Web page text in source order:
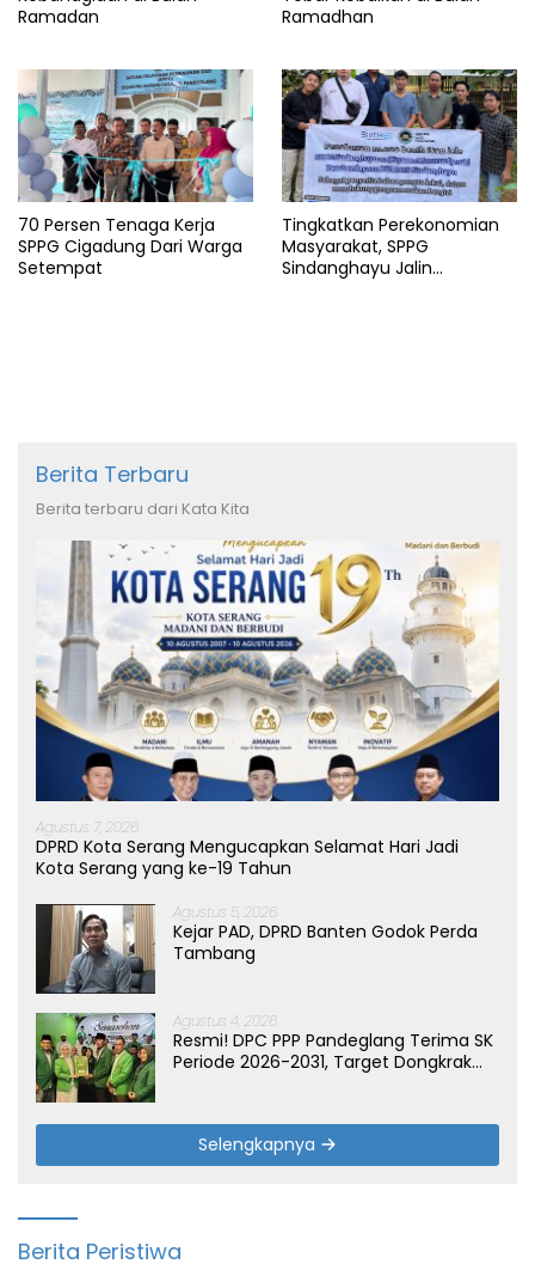
Ramadan
Ramadhan
70 Persen Tenaga Kerja
SPPG Cigadung Dari Warga
Setempat
Tingkatkan Perekonomian
Masyarakat, SPPG
Sindanghayu Jalin
Berita Terbaru
Berita terbaru dari Kata Kita
Agustus 7, 2026
DPRD Kota Serang Mengucapkan Selamat Hari Jadi
Kota Serang yang ke-19 Tahun
Agustus 5, 2026
Kejar PAD, DPRD Banten Godok Perda
Tambang
Agustus 4, 2026
Resmi! DPC PPP Pandeglang Terima SK
Periode 2026-2031, Target Dongkrak
Selengkapnya
Berita Peristiwa